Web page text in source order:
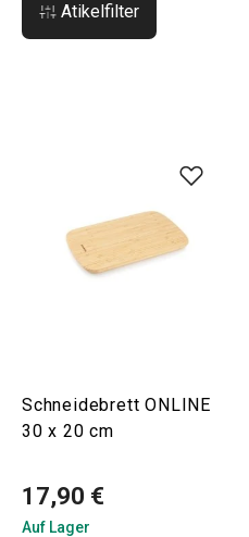
Atikelfilter
Schneidebrett ONLINE
30 x 20 cm
17,90 €
Auf Lager